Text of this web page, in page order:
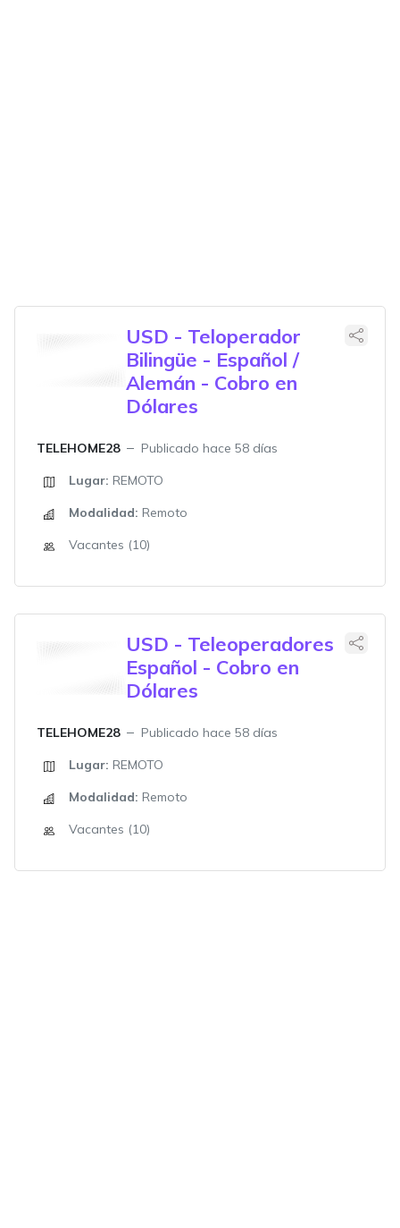
USD - Teloperador
Bilingüe - Español /
Alemán - Cobro en
Dólares
TELEHOME28
Publicado hace 58 días
Lugar: REMOTO
Modalidad: Remoto
Vacantes (10)
USD - Teleoperadores
Español - Cobro en
Dólares
TELEHOME28
Publicado hace 58 días
Lugar: REMOTO
Modalidad: Remoto
Vacantes (10)